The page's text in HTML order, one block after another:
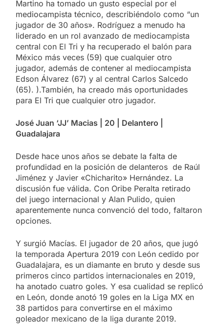
Martino ha tomado un gusto especial por el
mediocampista técnico, describiéndolo como “un
jugador de 30 años». Rodríguez a menudo ha
liderado en un rol avanzado de mediocampista
central con El Tri y ha recuperado el balón para
México más veces (59) que cualquier otro
jugador, además de contener al mediocampista
Edson Álvarez (67) y al central Carlos Salcedo
(65). ).También, ha creado más oportunidades
para El Tri que cualquier otro jugador.
José Juan ‘JJ’ Macias | 20 | Delantero |
Guadalajara
Desde hace unos años se debate la falta de
profundidad en la posición de delanteros de Raúl
Jiménez y Javier «Chicharito» Hernández. La
discusión fue válida. Con Oribe Peralta retirado
del juego internacional y Alan Pulido, quien
aparentemente nunca convenció del todo, faltaron
opciones.
Y surgió Macías. El jugador de 20 años, que jugó
la temporada Apertura 2019 con León cedido por
Guadalajara, es un diamante en bruto y desde sus
primeros cinco partidos internacionales en 2019,
ha anotado cuatro goles. Y esa cualidad se replicó
en León, donde anotó 19 goles en la Liga MX en
38 partidos para convertirse en el máximo
goleador mexicano de la liga durante 2019.